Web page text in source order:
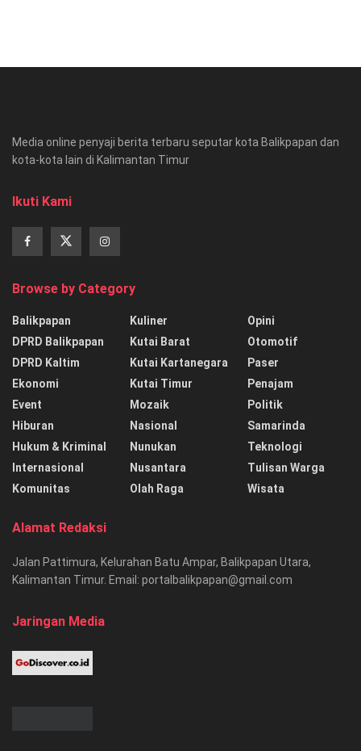
Media online penyaji berita terbaru seputar kota Balikpapan dan
kota-kota lain di Kalimantan Timur
Ikuti Kami
Browse by Category
Balikpapan
DPRD Balikpapan
DPRD Kaltim
Ekonomi
Event
Hiburan
Hukum & Kriminal
Internasional
Komunitas
Kuliner
Kutai Barat
Kutai Kartanegara
Kutai Timur
Mozaik
Nasional
Nunukan
Nusantara
Olah Raga
Opini
Otomotif
Paser
Penajam
Politik
Samarinda
Teknologi
Tulisan Warga
Wisata
Alamat Redaksi
Jalan Pattimura, Kelurahan Batu Ampar, Balikpapan Utara,
Kalimantan Timur. Email: portalbalikpapan@gmail.com
Jaringan Media